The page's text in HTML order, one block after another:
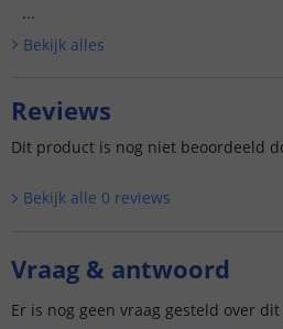
...
Bekijk alles
Reviews
Dit product is nog niet beoordeeld
Bekijk alle 0 reviews
Vraag & antwoord
Er is nog geen vraag gesteld over